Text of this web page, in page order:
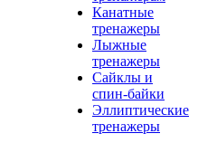
Канатные
тренажеры
Лыжные
тренажеры
Сайклы и
спин-байки
Эллиптические
тренажеры